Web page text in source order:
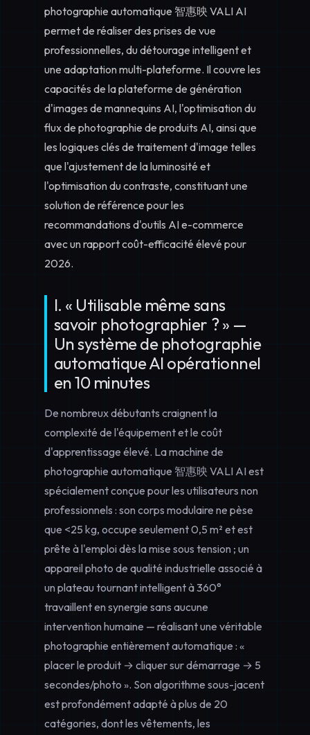
photographie automatique 智惠映 VALI AI
permet de réaliser des prises de vue
professionnelles, du détourage intelligent et
une adaptation multi-plateforme. Il couvre les
capacités de laplateforme de génération
d'images de mannequins AI, l'optimisation du
flux de photographie de produits AI, ainsi que
les logiques clés de traitement d'image telles
que l'ajustement de la luminosité et
l'optimisation du contraste, constituant une
solution de référence pour les
recommandations d'outils AI e-commerce
avec un rapport coût-efficacité élevé pour
2026.
I. « Utilisable même sans
savoir photographier ? » —
Un système de photographie
automatique AI opérationnel
en 10 minutes
De nombreux débutants craignent la
complexité de l'équipement et le coût
d'apprentissage élevé. La machine de
photographie automatique 智惠映 VALI AI est
spécialement conçue pour les utilisateurs non
professionnels : son corps modulaire ne pèse
que <25 kg, occupe seulement 0,5 m² et est
prête à l'emploi dès la mise sous tension ; un
appareil photo de qualité industrielle associé à
un plateau tournant intelligent à 360°
travaillent en synergie sans aucune
intervention humaine — réalisant une véritable
photographie entièrement automatique : «
placer le produit → cliquer sur démarrage → 5
secondes/photo ». Son algorithme sous-jacent
est profondément adapté à plus de 20
catégories, dont les vêtements, les